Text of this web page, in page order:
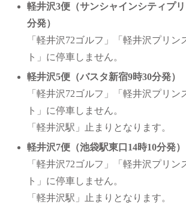
軽井沢3便（サンシャインシティプ
分発）
「軽井沢72ゴルフ」「軽井沢プリン
ト」に停車しません。
軽井沢5便（バスタ新宿9時30分発）
「軽井沢72ゴルフ」「軽井沢プリン
ト」に停車しません。
「軽井沢駅」止まりとなります。
軽井沢7便（池袋駅東口14時10分発）
「軽井沢72ゴルフ」「軽井沢プリン
ト」に停車しません。
「軽井沢駅」止まりとなります。